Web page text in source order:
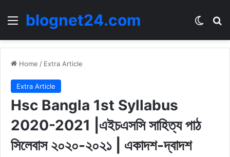
Menublognet24.com
Home / Extra Article
Extra Article
Hsc Bangla 1st Syllabus
2020-2021 |এইচএসসি সাহিত্য পাঠ
সিলেবাস ২০২০-২০২১ | একাদশ-দ্বাদশ